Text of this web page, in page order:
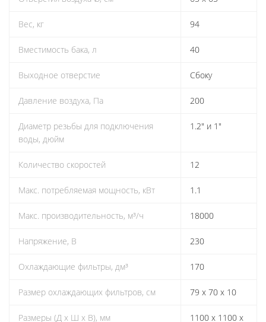
Вес, кг 94
Вместимость бака, л 40
Выходное отверстие Сбоку
Давление воздуха, Па 200
Диаметр резьбы для подключения
воды, дюйм
1.2" и 1"
Количество скоростей 12
Макс. потребляемая мощность, кВт 1.1
Макс. производительность, м³/ч 18000
Напряжение, В 230
Охлаждающие фильтры, дм³ 170
Размер охлаждающих фильтров, см 79 x 70 x 10
Размеры (Д х Ш х В), мм
1100 x 1100 x